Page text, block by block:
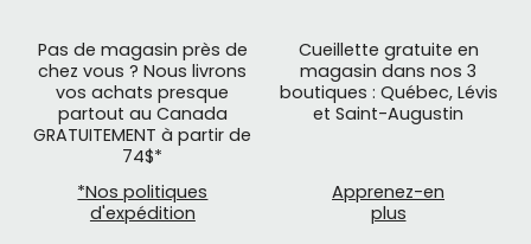
Pas de magasin près de
chez vous ? Nous livrons
vos achats presque
partout au Canada
GRATUITEMENT à partir de
74$*
*Nos politiques
d'expédition
Cueillette gratuite en
magasin dans nos 3
boutiques : Québec, Lévis
et Saint-Augustin
Apprenez-en
plus